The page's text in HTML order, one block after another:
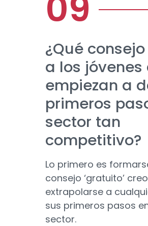
¿Qué
a los jóvenes
empiezan a
primeros
sector tan
competitivo?
Lo primero es
consejo ‘gratuito’
extrapolarse a
sus primeros pasos
sector.